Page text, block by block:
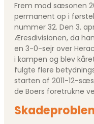
Frem mod sæsonen
permanent op i
nummer 32. Den 3.
Æresdivisionen, da
en 3-0-sejr over
i kampen og blev
fulgte flere
starten af 2011-12-
de Boers foretrukne